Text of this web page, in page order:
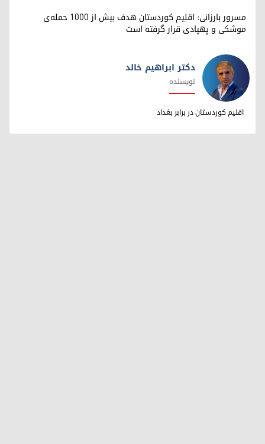
مسرور بارزانی: اقلیم کوردستان هدف بیش از ۱۰۰۰ حمله‌ی
موشکی و پهپادی قرار گرفته است
دکتر ابراهیم خالد
دکتر ابراهیم خالد
نویسنده
اقلیم کوردستان در برابر بغداد